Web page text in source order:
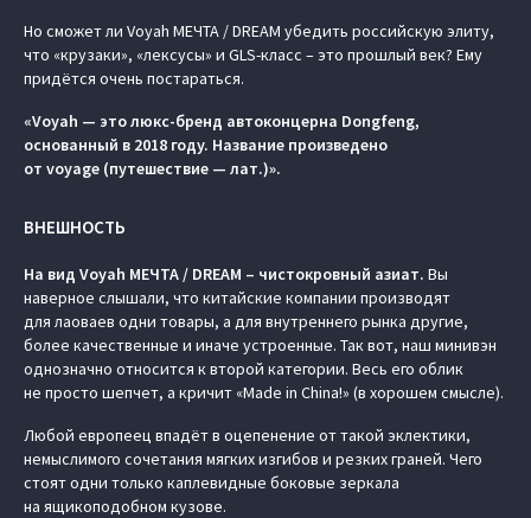
Но сможет ли Voyah МЕЧТА / DREAM убедить российскую элиту,
что «крузаки», «лексусы» и GLS-класс – это прошлый век? Ему
придётся очень постараться.
«Voyah — это люкс-бренд автоконцерна Dongfeng,
основанный в 2018 году. Название произведено
от voyage (путешествие — лат.)».
ВНЕШНОСТЬ
На вид Voyah МЕЧТА / DREAM – чистокровный азиат. Вы
наверное слышали, что китайские компании производят
для лаоваев одни товары, а для внутреннего рынка другие,
более качественные и иначе устроенные. Так вот, наш минивэн
однозначно относится к второй категории. Весь его облик
не просто шепчет, а кричит «Made in China!» (в хорошем смысле).
Любой европеец впадёт в оцепенение от такой эклектики,
немыслимого сочетания мягких изгибов и резких граней. Чего
стоят одни только каплевидные боковые зеркала
на ящикоподобном кузове.